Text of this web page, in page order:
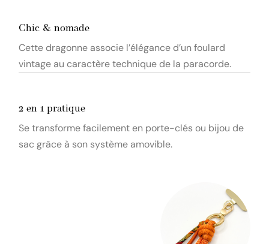
Chic & nomade
Cette dragonne associe l’élégance d’un foulard
vintage au caractère technique de la paracorde.
2 en 1 pratique
Se transforme facilement en porte-clés ou bijou de
sac grâce à son système amovible.